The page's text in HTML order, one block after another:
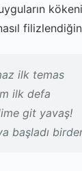
ilk temas
ilk defa
git yavaş!
başladı